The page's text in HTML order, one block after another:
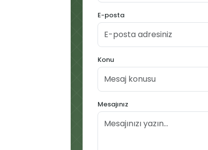
E-posta
Konu
Mesajınız